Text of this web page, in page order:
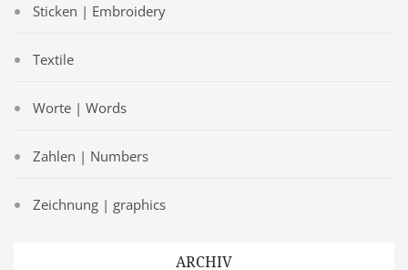
Sticken | Embroidery
Textile
Worte | Words
Zahlen | Numbers
Zeichnung | graphics
ARCHIV